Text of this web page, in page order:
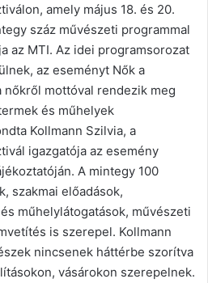
amely május 18. és 20.
száz művészeti programmal
az MTI. Az idei programsorozat
az eseményt Nők a
mottóval rendezik meg
és műhelyek
Kollmann Szilvia, a
igazgatója az esemény
A mintegy 100
szakmai előadások,
műhelylátogatások, művészeti
is szerepel. Kollmann
nincsenek háttérbe szorítva
vásárokon szerepelnek.